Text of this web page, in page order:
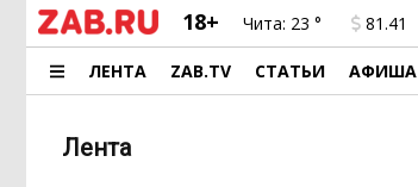
18+ Чита: 23 ° 81.41
ЛЕНТА ZAB.TV СТАТЬИ АФИША
Лента